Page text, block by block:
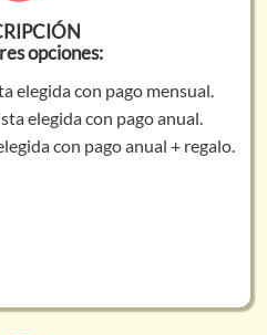
opciones:
elegida con pago mensual.
elegida con pago anual.
con pago anual + regalo.